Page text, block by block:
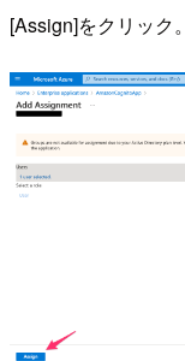
[Assign]をクリック。